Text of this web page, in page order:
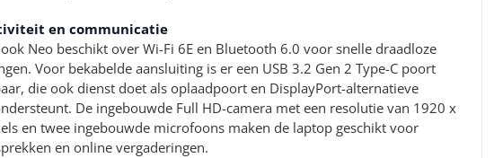
en communicatie
Neo beschikt over Wi-Fi 6E en Bluetooth 6.0 voor snelle draadloze
Voor bekabelde aansluiting is er een USB 3.2 Gen 2 Type-C poort
die ook dienst doet als oplaadpoort en DisplayPort-alternatieve
De ingebouwde Full HD-camera met een resolutie van 1920 x
en twee ingebouwde microfoons maken de laptop geschikt voor
en online vergaderingen.